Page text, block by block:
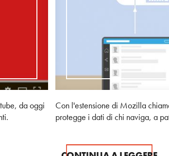
da oggi
Con l'estensione di Mozilla
protegge i dati di chi naviga, a